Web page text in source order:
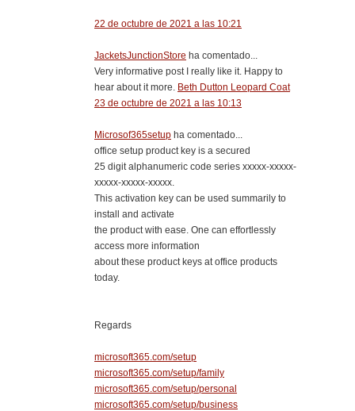
22 de octubre de 2021 a las 10:21
JacketsJunctionStore ha comentado...
Very informative post I really like it. Happy to
hear about it more. Beth Dutton Leopard Coat
23 de octubre de 2021 a las 10:13
Microsof365setup ha comentado...
office setup product key is a secured
25 digit alphanumeric code series xxxxx-xxxxx-
xxxxx-xxxxx-xxxxx.
This activation key can be used summarily to
install and activate
the product with ease. One can effortlessly
access more information
about these product keys at office products
today.
Regards
microsoft365.com/setup
microsoft365.com/setup/family
microsoft365.com/setup/personal
microsoft365.com/setup/business